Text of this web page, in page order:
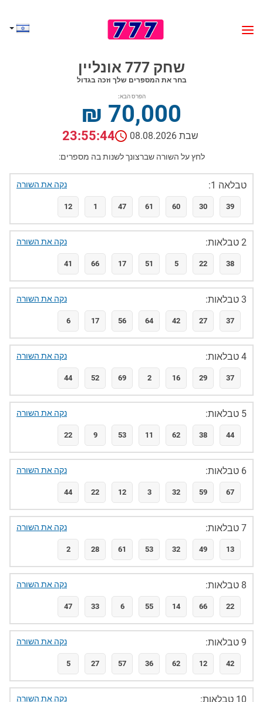
שחק 777 אונליין
בחר את המספרים שלך וזכה בגדול
הפרס הבא:
₪ 70,000
שבת 08.08.2026 23:55:44
לחץ על השורה שברצונך לשנות בה מספרים:
טבלאה 1:
12 1 47 61 60 30 39
נקה את השורה
2 טבלאות:
41 66 17 51 5 22 38
נקה את השורה
3 טבלאות:
6 17 56 64 42 27 37
נקה את השורה
4 טבלאות:
44 52 69 2 16 29 37
נקה את השורה
5 טבלאות:
22 9 53 11 62 38 44
נקה את השורה
6 טבלאות:
44 22 12 3 32 59 67
נקה את השורה
7 טבלאות:
2 28 61 53 32 49 13
נקה את השורה
8 טבלאות:
47 33 6 55 14 66 22
נקה את השורה
9 טבלאות:
5 27 57 36 62 12 42
נקה את השורה
10 טבלאות: נקה את השורה